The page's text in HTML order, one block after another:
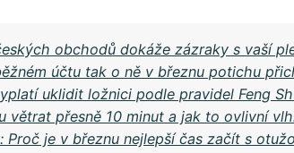
obchodů dokáže zázraky s vaší
účtu tak o ně v březnu potichu
uklidit ložnici podle pravidel Feng
větrat přesně 10 minut a jak to ovlivní
Proč je v březnu nejlepší čas začít s